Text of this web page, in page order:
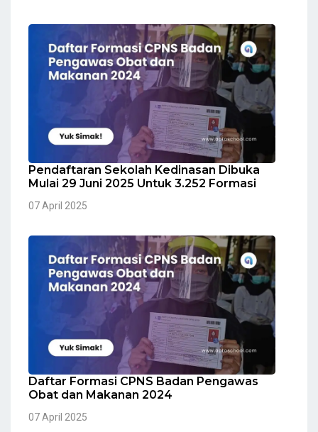
Pendaftaran Sekolah Kedinasan Dibuka
Mulai 29 Juni 2025 Untuk 3.252 Formasi
07 April 2025
Daftar Formasi CPNS Badan Pengawas
Obat dan Makanan 2024
07 April 2025